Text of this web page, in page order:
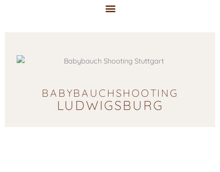
BABYBAUCHSHOOTING
LUDWIGSBURG